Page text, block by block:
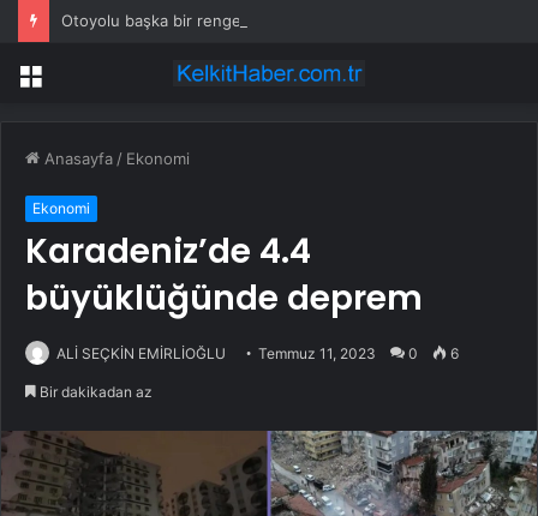
Menü
Anasayfa / Ekonomi
Ekonomi
Karadeniz’de 4.4
büyüklüğünde deprem
ALİ SEÇKİN EMİRLİOĞLU Temmuz 11, 2023 0 6
Bir dakikadan az